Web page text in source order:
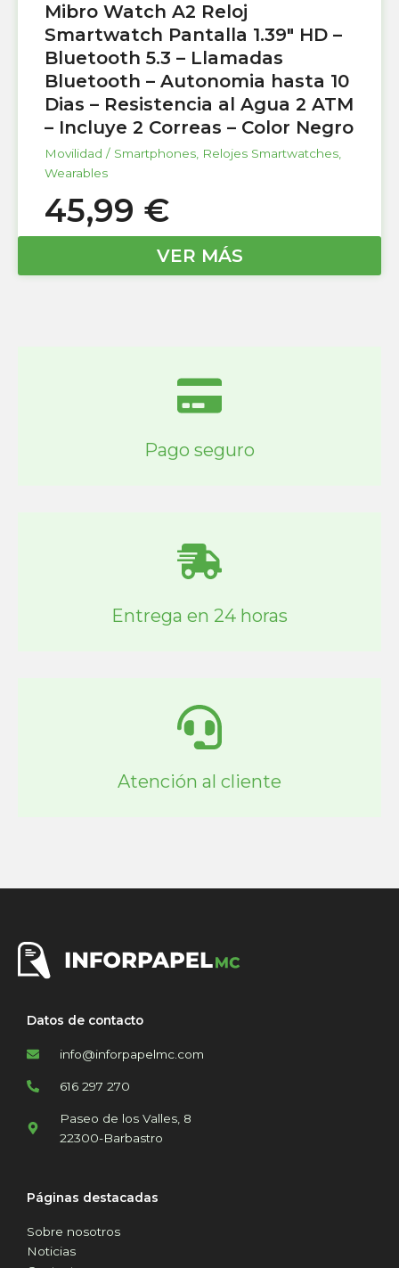
Mibro Watch A2 Reloj
Smartwatch Pantalla 1.39″ HD –
Bluetooth 5.3 – Llamadas
Bluetooth – Autonomia hasta 10
Dias – Resistencia al Agua 2 ATM
– Incluye 2 Correas – Color Negro
Movilidad / Smartphones, Relojes Smartwatches,
Wearables
45,99 €
VER MÁS
Pago seguro
Entrega en 24 horas
Atención al cliente
Datos de contacto
info@inforpapelmc.com
616 297 270
Paseo de los Valles, 8
22300-Barbastro
Páginas destacadas
Sobre nosotros
Noticias